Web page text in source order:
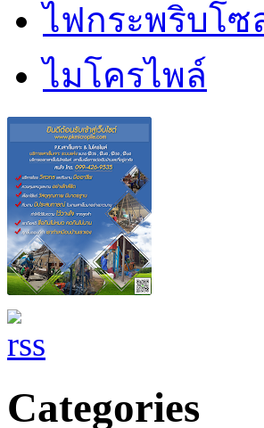
ไฟกระพริบโซ
ไมโครไพล์
Categories